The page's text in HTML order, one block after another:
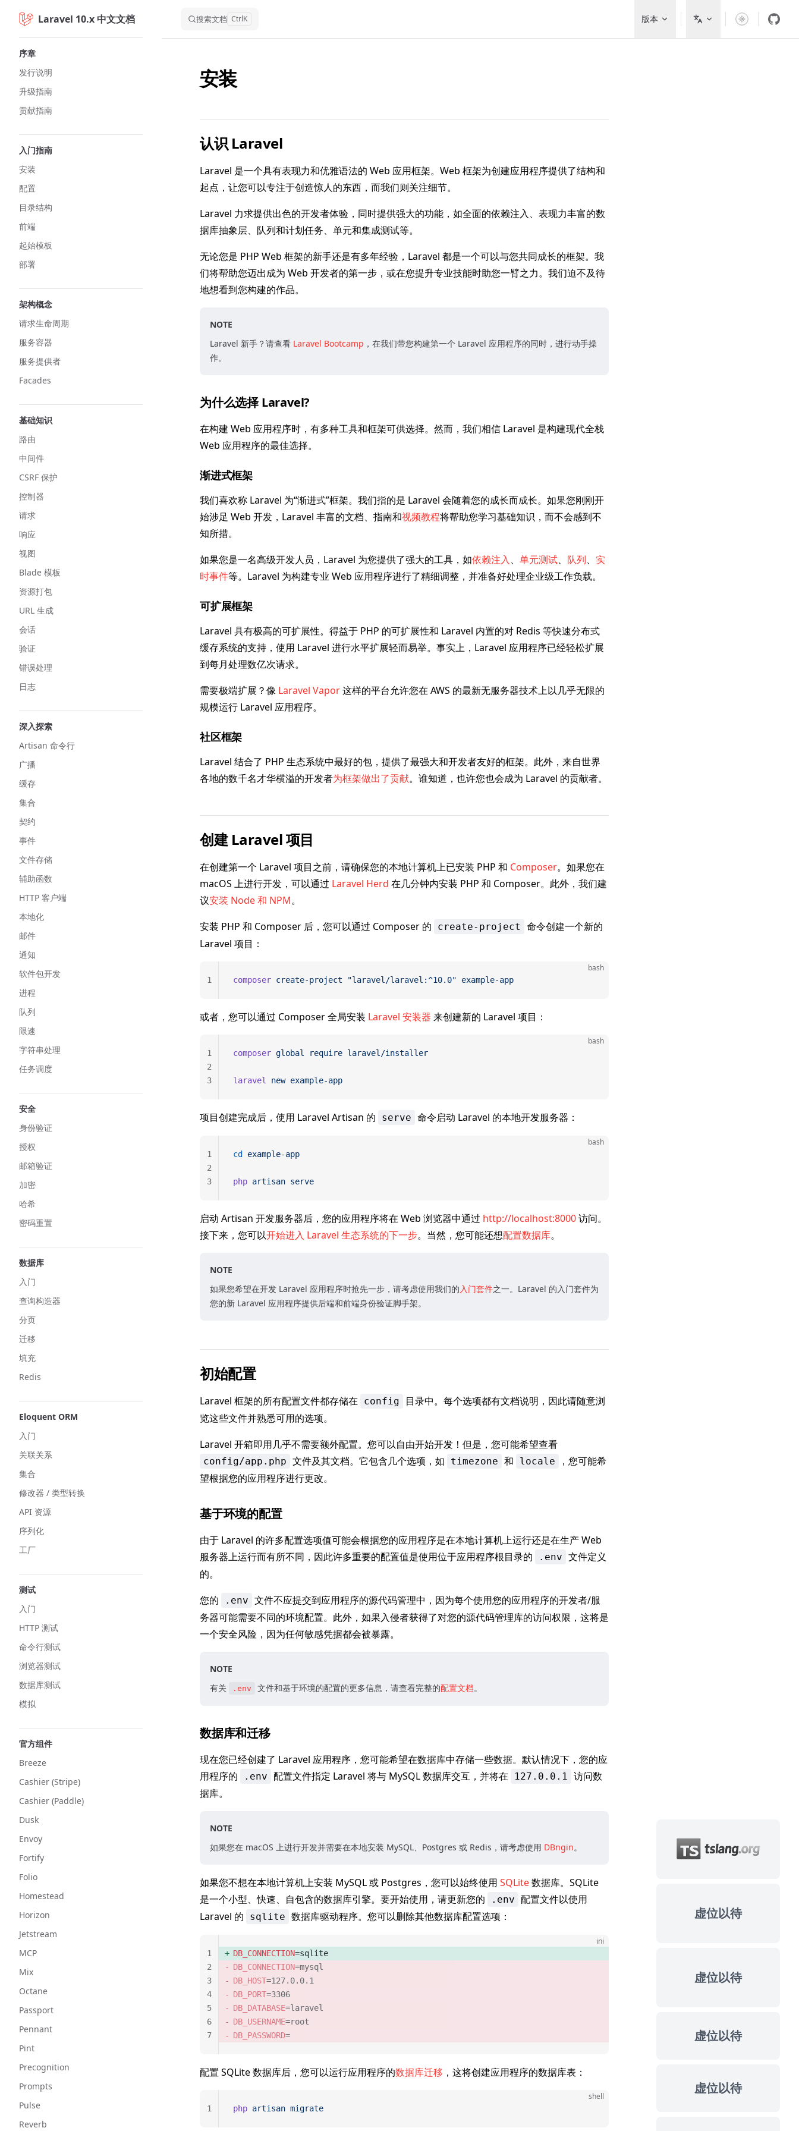
Skip to content
Laravel 10.x 中文文档 搜索文档 CtrlK 版本
序章
发行说明
升级指南
贡献指南
入门指南
安装
配置
目录结构
前端
起始模板
部署
架构概念
请求生命周期
服务容器
服务提供者
Facades
基础知识
路由
中间件
CSRF 保护
控制器
请求
响应
视图
Blade 模板
资源打包
URL 生成
会话
验证
错误处理
日志
深入探索
Artisan 命令行
广播
缓存
集合
契约
事件
文件存储
辅助函数
HTTP 客户端
本地化
邮件
通知
软件包开发
进程
队列
限速
字符串处理
任务调度
安全
身份验证
授权
邮箱验证
加密
哈希
密码重置
数据库
入门
查询构造器
分页
迁移
填充
Redis
Eloquent ORM
入门
关联关系
集合
修改器 / 类型转换
API 资源
序列化
工厂
测试
入门
HTTP 测试
命令行测试
浏览器测试
数据库测试
模拟
官方组件
Breeze
Cashier (Stripe)
Cashier (Paddle)
Dusk
Envoy
Fortify
Folio
Homestead
Horizon
Jetstream
MCP
Mix
Octane
Passport
Pennant
Pint
Precognition
Prompts
Pulse
Reverb
虚位以待
虚位以待
虚位以待
虚位以待
安装
认识 Laravel
Laravel 是一个具有表现力和优雅语法的 Web 应用框架。Web 框架为创建应用程序提供了结构和
起点，让您可以专注于创造惊人的东西，而我们则关注细节。
Laravel 力求提供出色的开发者体验，同时提供强大的功能，如全面的依赖注入、表现力丰富的数
据库抽象层、队列和计划任务、单元和集成测试等。
无论您是 PHP Web 框架的新手还是有多年经验，Laravel 都是一个可以与您共同成长的框架。我
们将帮助您迈出成为 Web 开发者的第一步，或在您提升专业技能时助您一臂之力。我们迫不及待
地想看到您构建的作品。
NOTE
Laravel 新手？请查看 Laravel Bootcamp ，在我们带您构建第一个 Laravel 应用程序的同时，进行动手操
作。
为什么选择 Laravel?
在构建 Web 应用程序时，有多种工具和框架可供选择。然而，我们相信 Laravel 是构建现代全栈
Web 应用程序的最佳选择。
渐进式框架
我们喜欢称 Laravel 为“渐进式”框架。我们指的是 Laravel 会随着您的成长而成长。如果您刚刚开
始涉足 Web 开发，Laravel 丰富的文档、指南和视频教程将帮助您学习基础知识，而不会感到不
知所措。
如果您是一名高级开发人员，Laravel 为您提供了强大的工具，如依赖注入、 单元测试、 队列、 实
时事件等。Laravel 为构建专业 Web 应用程序进行了精细调整，并准备好处理企业级工作负载。
可扩展框架
Laravel 具有极高的可扩展性。得益于 PHP 的可扩展性和 Laravel 内置的对 Redis 等快速分布式
缓存系统的支持，使用 Laravel 进行水平扩展轻而易举。事实上，Laravel 应用程序已经轻松扩展
到每月处理数亿次请求。
需要极端扩展？像 Laravel Vapor这样的平台允许您在 AWS 的最新无服务器技术上以几乎无限的
规模运行 Laravel 应用程序。
社区框架
Laravel 结合了 PHP 生态系统中最好的包，提供了最强大和开发者友好的框架。此外，来自世界
各地的数千名才华横溢的开发者为框架做出了贡献。谁知道，也许您也会成为 Laravel 的贡献者。
创建 Laravel 项目
在创建第一个 Laravel 项目之前，请确保您的本地计算机上已安装 PHP 和 Composer。如果您在
macOS 上进行开发，可以通过 Laravel Herd 在几分钟内安装 PHP 和 Composer。此外，我们建
议安装 Node 和 NPM。
安装 PHP 和 Composer 后，您可以通过 Composer 的
create-project
命令创建一个新的
Laravel 项目：
bash
composer create-project "laravel/laravel:^10.0" example-app
1
或者，您可以通过 Composer 全局安装 Laravel 安装器 来创建新的 Laravel 项目：
bash
composer global require laravel/installer
laravel new example-app
1
2
3
项目创建完成后，使用 Laravel Artisan 的 serve 命令启动 Laravel 的本地开发服务器：
bash
cd example-app
php artisan serve
1
2
3
启动 Artisan 开发服务器后，您的应用程序将在 Web 浏览器中通过 http://localhost:8000访问。
接下来，您可以开始进入 Laravel 生态系统的下一步。当然，您可能还想配置数据库。
NOTE
如果您希望在开发 Laravel 应用程序时抢先一步，请考虑使用我们的入门套件之一。Laravel 的入门套件为
您的新 Laravel 应用程序提供后端和前端身份验证脚手架。
初始配置
Laravel 框架的所有配置文件都存储在 config
目录中。每个选项都有文档说明，因此请随意浏
览这些文件并熟悉可用的选项。
Laravel 开箱即用几乎不需要额外配置。您可以自由开始开发！但是，您可能希望查看
config/app.php 文件及其文档。它包含几个选项，如 timezone 和 locale
，您可能希
望根据您的应用程序进行更改。
基于环境的配置
由于 Laravel 的许多配置选项值可能会根据您的应用程序是在本地计算机上运行还是在生产 Web
服务器上运行而有所不同，因此许多重要的配置值是使用位于应用程序根目录的
.env 文件定义
的。
您的
.env 文件不应提交到应用程序的源代码管理中，因为每个使用您的应用程序的开发者/服
务器可能需要不同的环境配置。此外，如果入侵者获得了对您的源代码管理库的访问权限，这将是
一个安全风险，因为任何敏感凭据都会被暴露。
NOTE
有关
.env 文件和基于环境的配置的更多信息，请查看完整的配置文档。
数据库和迁移
现在您已经创建了 Laravel 应用程序，您可能希望在数据库中存储一些数据。默认情况下，您的应
用程序的
.env 配置文件指定 Laravel 将与 MySQL 数据库交互，并将在 127.0.0.1 访问数
据库。
NOTE
如果您在 macOS 上进行开发并需要在本地安装 MySQL、Postgres 或 Redis，请考虑使用 DBngin。
如果您不想在本地计算机上安装 MySQL 或 Postgres，您可以始终使用 SQLite数据库。SQLite
是一个小型、快速、自包含的数据库引擎。要开始使用，请更新您的
.env 配置文件以使用
Laravel 的
sqlite 数据库驱动程序。您可以删除其他数据库配置选项：
ini
DB_CONNECTION=sqlite
DB_CONNECTION=mysql
DB_HOST=127.0.0.1
DB_PORT=3306
DB_DATABASE=laravel
DB_USERNAME=root
DB_PASSWORD=
1
2
3
4
5
6
7
配置 SQLite 数据库后，您可以运行应用程序的数据库迁移 ，这将创建应用程序的数据库表：
shell
php artisan migrate
1